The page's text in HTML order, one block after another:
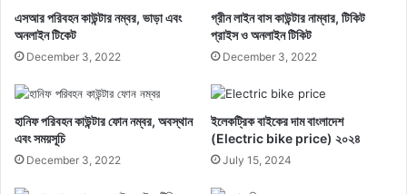
এসআর পরিবহন কাউন্টার নম্বর, ভাড়া এবং
অনলাইন টিকেট
December 3, 2022
গ্রীন লাইন বাস কাউন্টার নাম্বার, টিকিট
প্রাইস ও অনলাইন টিকিট
December 3, 2022
হানিফ পরিবহন কাউন্টার ফোন নম্বর, অবস্থান
এবং সময়সূচি
December 3, 2022
ইলেকট্রিক বাইকের দাম বাংলাদেশ
(Electric bike price) ২০২৪
July 15, 2024